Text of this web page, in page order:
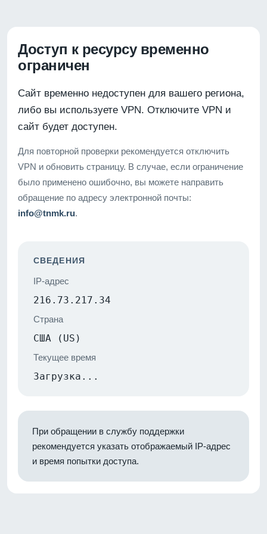
Доступ к ресурсу временно
ограничен
Сайт временно недоступен для вашего региона,
либо вы используете VPN. Отключите VPN и
сайт будет доступен.
Для повторной проверки рекомендуется отключить
VPN и обновить страницу. В случае, если ограничение
было применено ошибочно, вы можете направить
обращение по адресу электронной почты:
info@tnmk.ru.
СВЕДЕНИЯ
IP-адрес
216.73.217.34
Страна
США (US)
Текущее время
Загрузка...
При обращении в службу поддержки
рекомендуется указать отображаемый IP-адрес
и время попытки доступа.